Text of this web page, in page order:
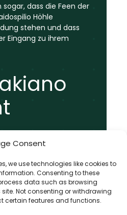
Consent
we use technologies like cookies to
Consenting to these
data such as browsing
Not consenting or withdrawing
certain features and functions.
dass die Feen der
Höhle
stehen und dass
Eingang zu ihrem
Heraklion
Astrakiano